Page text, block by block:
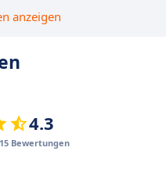
anzeigen
4.3
15 Bewertungen